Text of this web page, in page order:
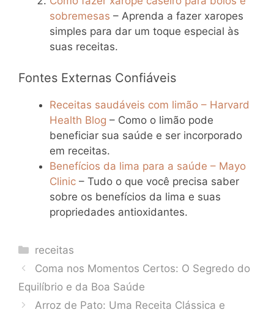
sobremesas – Aprenda a fazer xaropes
simples para dar um toque especial às
suas receitas.
Fontes Externas Confiáveis
Receitas saudáveis com limão – Harvard
Health Blog – Como o limão pode
beneficiar sua saúde e ser incorporado
em receitas.
Benefícios da lima para a saúde – Mayo
Clinic – Tudo o que você precisa saber
sobre os benefícios da lima e suas
propriedades antioxidantes.
Categories
receitas
Coma nos Momentos Certos: O Segredo do
Equilíbrio e da Boa Saúde
Arroz de Pato: Uma Receita Clássica e